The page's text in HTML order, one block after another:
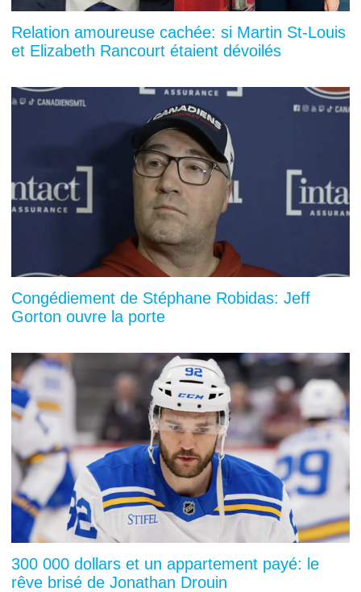
Relation amoureuse cachée: si Martin St-Louis
et Elizabeth Rancourt étaient dévoilés
Congédiement de Stéphane Robidas: Jeff
Gorton ouvre la porte
300 000 dollars et un appartement payé: le
rêve brisé de Jonathan Drouin